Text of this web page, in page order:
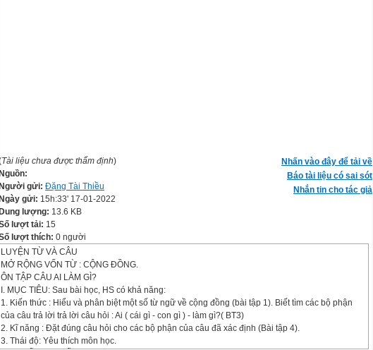
Nhấn vào đây để tải về
Báo tài liệu có sai sót
Nhắn tin cho tác giả
Tài liệu chưa được thẩm định)
Nguồn:
Người gửi: Đặng Tài Thiều
Ngày gửi: 15h:33' 17-01-2022
Dung lượng: 13.6 KB
lượt tải: 15
lượt thích: 0 người
LUYỆN TỪ VÀ CÂU
MỞ RỘNG VỐN TỪ : CỘNG ĐỒNG.
ÔN TẬP CÂU AI LÀM GÌ?
I. MỤC TIÊU: Sau bài học, HS có khả năng:
1. Kiến thức : Hiểu và phân biệt một số từ ngữ về cộng đồng (bài tập 1). Biết tìm các bộ phận
của câu trả lời trả lời câu hỏi : Ai ( cái gì - con gì ) - làm gì?( BT3)
2. Kĩ năng : Đặt đúng câu hỏi cho các bộ phận của câu đã xác định (Bài tập 4).
3. Thái độ: Yêu thích môn học.